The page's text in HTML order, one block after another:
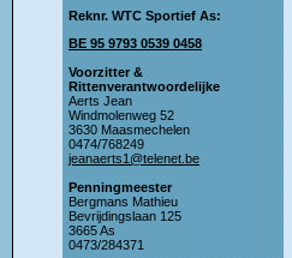
Reknr. WTC Sportief As:
BE 95 9793 0539 0458
Voorzitter &
Rittenverantwoordelijke
Aerts Jean
Windmolenweg 52
3630 Maasmechelen
0474/768249
jeanaerts1@telenet.be
Penningmeester
Bergmans Mathieu
Bevrijdingslaan 125
3665 As
0473/284371